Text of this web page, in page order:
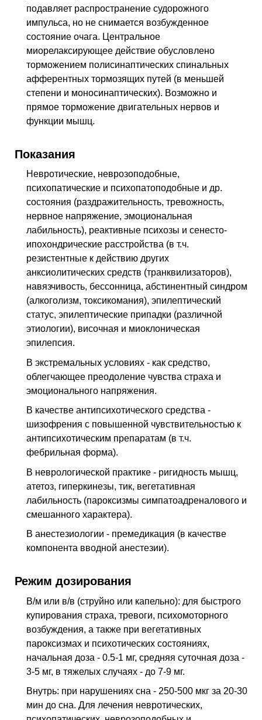
подавляет распространение судорожного
импульса, но не снимается возбужденное
состояние очага. Центральное
миорелаксирующее действие обусловлено
торможением полисинаптических спинальных
афферентных тормозящих путей (в меньшей
степени и моносинаптических). Возможно и
прямое торможение двигательных нервов и
функции мышц.
Показания
Невротические, неврозоподобные,
психопатические и психопатоподобные и др.
состояния (раздражительность, тревожность,
нервное напряжение, эмоциональная
лабильность), реактивные психозы и сенесто-
ипохондрические расстройства (в т.ч.
резистентные к действию других
анксиолитических средств (транквилизаторов),
навязчивость, бессонница, абстинентный синдром
(алкоголизм, токсикомания), эпилептический
статус, эпилептические припадки (различной
этиологии), височная и миоклоническая
эпилепсия.
В экстремальных условиях - как средство,
облегчающее преодоление чувства страха и
эмоционального напряжения.
В качестве антипсихотического средства -
шизофрения с повышенной чувствительностью к
антипсихотическим препаратам (в т.ч.
фебрильная форма).
В неврологической практике - ригидность мышц,
атетоз, гиперкинезы, тик, вегетативная
лабильность (пароксизмы симпатоадреналового и
смешанного характера).
В анестезиологии - премедикация (в качестве
компонента вводной анестезии).
Режим дозирования
В/м или в/в (струйно или капельно): для быстрого
купирования страха, тревоги, психомоторного
возбуждения, а также при вегетативных
пароксизмах и психотических состояниях,
начальная доза - 0.5-1 мг, средняя суточная доза -
3-5 мг, в тяжелых случаях - до 7-9 мг.
Внутрь: при нарушениях сна - 250-500 мкг за 20-30
мин до сна. Для лечения невротических,